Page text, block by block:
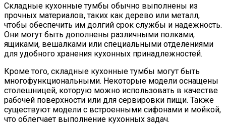
Складные кухонные тумбы обычно выполнены из
прочных материалов, таких как дерево или металл,
чтобы обеспечить им долгий срок службы и надежность.
Они могут быть дополнены различными полками,
ящиками, вешалками или специальными отделениями
для удобного хранения кухонных принадлежностей.
Кроме того, складные кухонные тумбы могут быть
многофункциональными. Некоторые модели оснащены
столешницей, которую можно использовать в качестве
рабочей поверхности или для сервировки пищи. Также
существуют модели с встроенными сифонами и мойкой,
что облегчает выполнение кухонных задач.